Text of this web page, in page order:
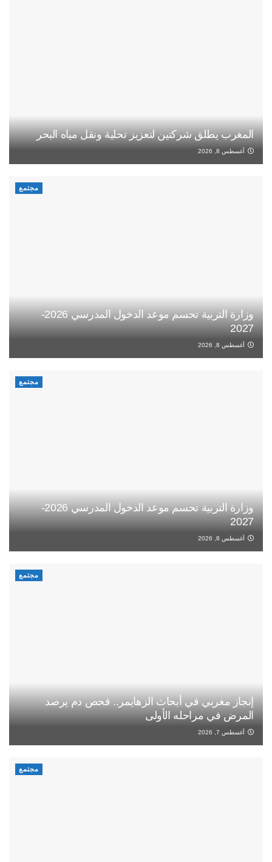
المغرب يطلق شركتين لتعزيز تحلية ونقل مياه البحر
أغسطس 8, 2026
مجتمع
وزارة التربية تحسم موعد الدخول المدرسي 2026-
2027
أغسطس 8, 2026
مجتمع
وزارة التربية تحسم موعد الدخول المدرسي 2026-
2027
أغسطس 8, 2026
مجتمع
إنجاز مغربي في أبحاث الزهايمر.. فحص دم يرصد
المرض في مراحله الأولى
أغسطس 7, 2026
مجتمع